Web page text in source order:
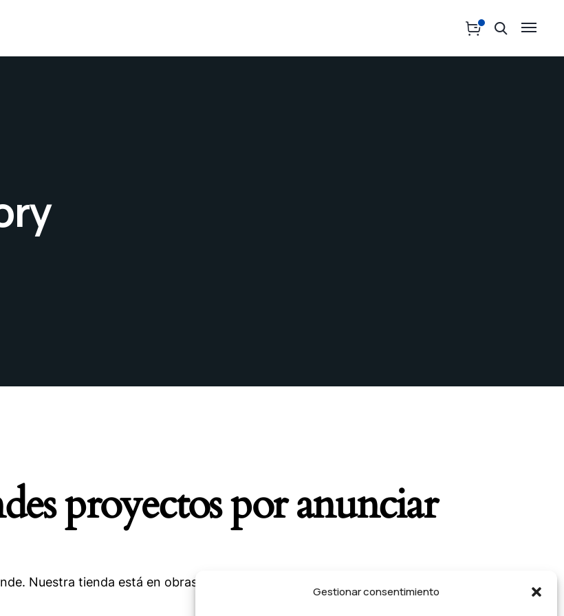
Gestionar consentimiento
proyectos por anunciar
Nuestra tienda está en obras y pronto abrirá sus puertas.